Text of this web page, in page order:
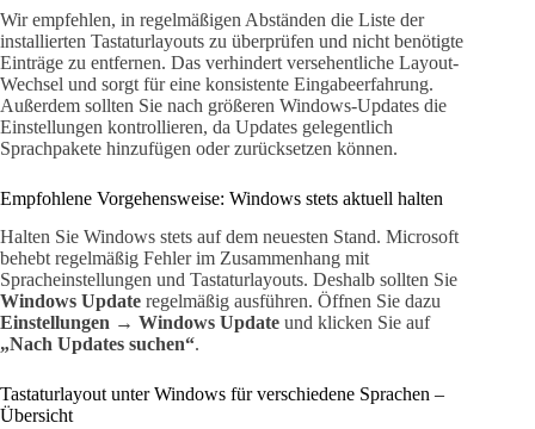
Wir empfehlen, in regelmäßigen Abständen die Liste der
installierten Tastaturlayouts zu überprüfen und nicht benötigte
Einträge zu entfernen. Das verhindert versehentliche Layout-
Wechsel und sorgt für eine konsistente Eingabeerfahrung.
Außerdem sollten Sie nach größeren Windows-Updates die
Einstellungen kontrollieren, da Updates gelegentlich
Sprachpakete hinzufügen oder zurücksetzen können.
Empfohlene Vorgehensweise: Windows stets aktuell halten
Halten Sie Windows stets auf dem neuesten Stand. Microsoft
behebt regelmäßig Fehler im Zusammenhang mit
Spracheinstellungen und Tastaturlayouts. Deshalb sollten Sie
Windows Update regelmäßig ausführen. Öffnen Sie dazu
Einstellungen → Windows Update und klicken Sie auf
„Nach Updates suchen“.
Tastaturlayout unter Windows für verschiedene Sprachen –
Übersicht